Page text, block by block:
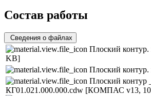
Состав работы
Сведения о файлах
Плоский контур.
KB]
Плоский контур.
Плоский контур _
КГ01.021.000.000.cdw [КОМПАС v13,